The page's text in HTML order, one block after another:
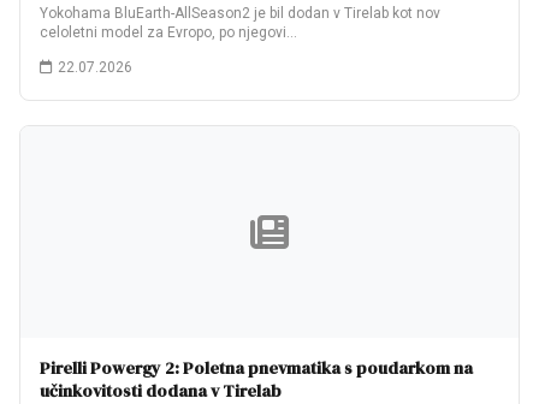
Yokohama BluEarth-AllSeason2 je bil dodan v Tirelab kot nov
celoletni model za Evropo, po njegovi…
22.07.2026
Pirelli Powergy 2: Poletna pnevmatika s poudarkom na
učinkovitosti dodana v Tirelab